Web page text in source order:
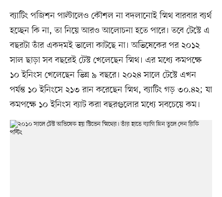
ব্যাটিং পজিশন পাল্টালেও কৌশল না বদলানোই স্মিথ বারবার ব্যর্থ
হচ্ছেন কি না, তা নিয়ে আরও আলোচনা হতে পারে। তবে টেস্টে এ
বছরটা তাঁর একদমই ভালো কাটছে না। অভিষেকের পর ২০১২
সাল ছাড়া সব বছরেই টেস্ট খেলেছেন স্মিথ। এর মধ্যে কমপক্ষে
১০ ইনিংস খেলেছেন ভিন্ন ৯ বছরে। ২০২৪ সালে টেস্টে এখন
পর্যন্ত ১০ ইনিংসে ২১৩ রান করেছেন স্মিথ, ব্যাটিং গড় ৩০.৪২; যা
কমপক্ষে ১০ ইনিংস ব্যাট করা বছরগুলোর মধ্যে সবচেয়ে কম।